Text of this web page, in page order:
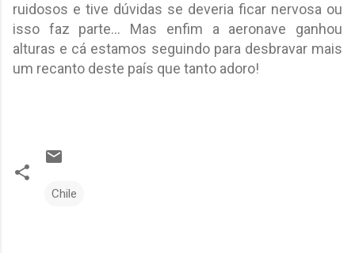
ruidosos e tive dúvidas se deveria ficar nervosa ou
isso faz parte... Mas enfim a aeronave ganhou
alturas e cá estamos seguindo para desbravar mais
um recanto deste país que tanto adoro!
Chile